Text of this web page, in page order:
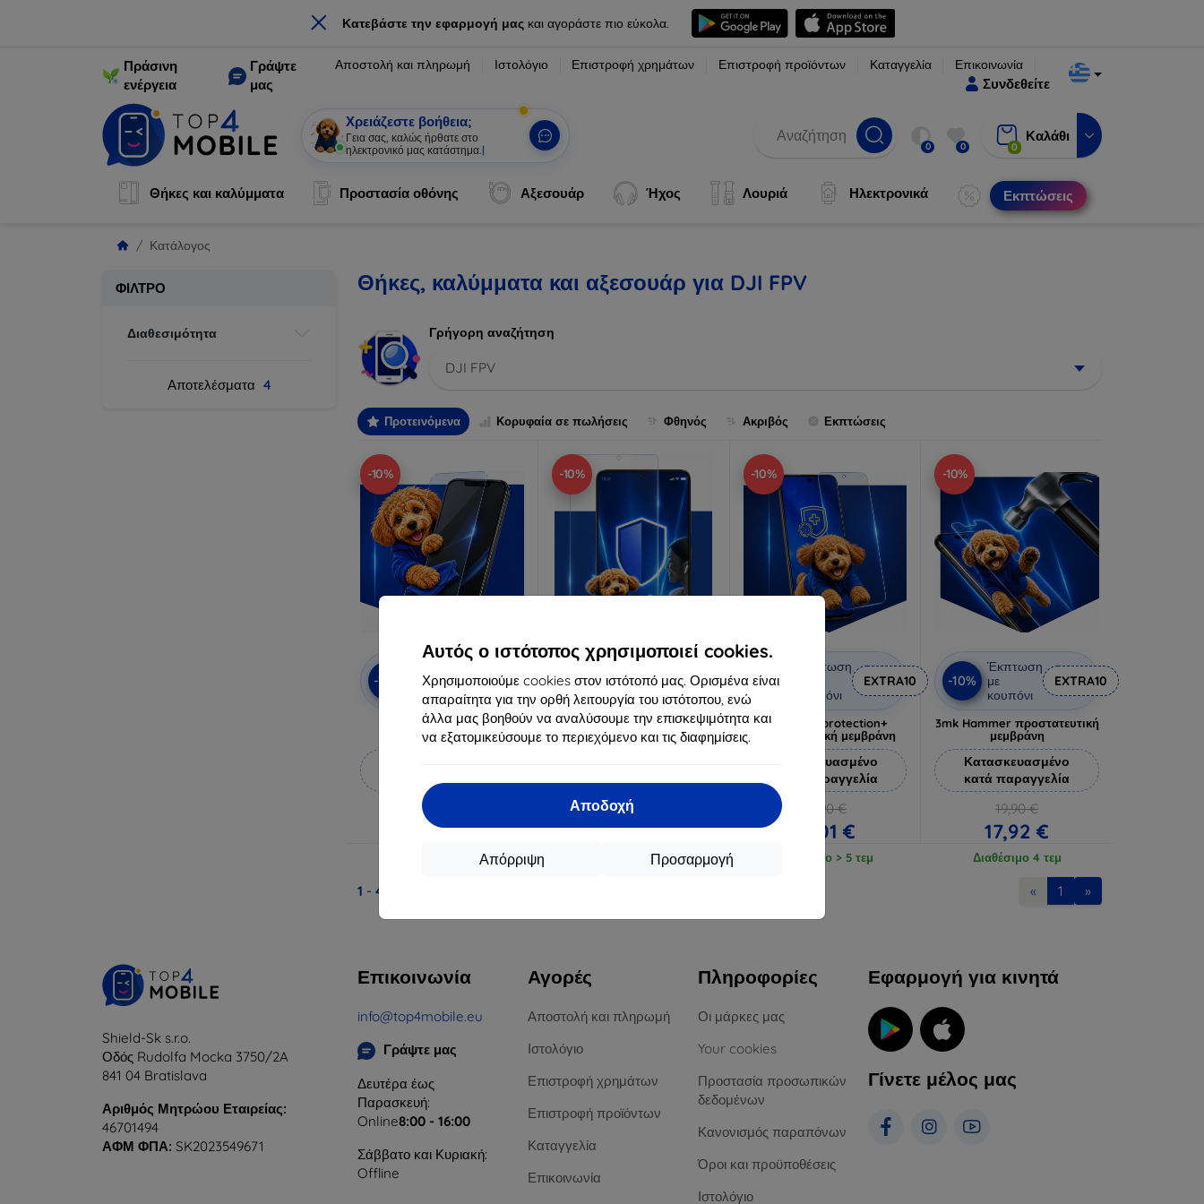
× Κατεβάστε την εφαρμογή μαςκαι αγοράστε πιο εύκολα.
Αυτός ο ιστότοπος χρησιμοποιεί cookies.
Χρησιμοποιούμε cookies στον ιστότοπό μας. Ορισμένα είναι
απαραίτητα για την ορθή λειτουργία του ιστότοπου, ενώ
άλλα μας βοηθούν να αναλύσουμε την επισκεψιμότητα και
να εξατομικεύσουμε το περιεχόμενο και τις διαφημίσεις.
Αποδοχή
Προσαρμογή
Απόρριψη
Πράσινη
ενέργεια
Γράψτε
μας
Αποστολή και πληρωμή Ιστολόγιο Επιστροφή χρημάτων Επιστροφή προϊόντων Καταγγελία Επικοινωνία
Συνδεθείτε
Χρειάζεστε βοήθεια;
Γεια σας, καλώς ήρθατε στο
ηλεκτρονικό μας κατάστημα. | 0 0 0
Καλάθι
Θήκες και καλύμματα Προστασία οθόνης Αξεσουάρ Ήχος Λουριά Ηλεκτρονικά Εκπτώσεις
Κατάλογος
ΦΊΛΤΡΟ
Διαθεσιμότητα
Αποτελέσματα 4
Θήκες, καλύμματα και αξεσουάρ για DJI FPV
Γρήγορη αναζήτηση
DJI FPV
Προτεινόμενα Κορυφαία σε πωλήσεις Φθηνός Ακριβός Εκπτώσεις
-10%
-10%
με
κουπόνι
EXTRA10
3mk Anti-Shock
προστατευτικό γυαλί
16,90 €
15,21 €
Διαθέσιμο > 5 τεμ
-10%
-10%
Έκπτωση
με
κουπόνι
EXTRA10
3mk Pure Matt
Προστατευτικό γυαλί
12,90 €
11,61 €
Διαθέσιμο > 5 τεμ
-10%
-10%
Έκπτωση
κουπόνι
EXTRA10
3mk Silverprotection+
προστατευτική μεμβράνη
Κατασκευασμένο
κατά παραγγελία
18,90 €
17,01 €
Διαθέσιμο > 5 τεμ
-10%
-10%
Έκπτωση
με
κουπόνι
EXTRA10
3mk Hammer προστατευτική
μεμβράνη
Κατασκευασμένο
κατά παραγγελία
19,90 €
17,92 €
Διαθέσιμο 4 τεμ
1 - 4 « 1 »
Shield-Sk s.r.o.
Οδός Rudolfa Mocka 3750/2A
841 04 Bratislava
Αριθμός Μητρώου Εταιρείας:
46701494
ΑΦΜ ΦΠΑ: SK2023549671
Επικοινωνία
info@top4mobile.eu
Γράψτε μας
Δευτέρα έως
Παρασκευή:
Online8:00 - 16:00
Σάββατο και Κυριακή:
Offline
Αγορές
Αποστολή και πληρωμή
Ιστολόγιο
Επιστροφή χρημάτων
Επιστροφή προϊόντων
Καταγγελία
Επικοινωνία
Πληροφορίες
Οι μάρκες μας
Your cookies
Προστασία προσωπικών
δεδομένων
Κανονισμός παραπόνων
Όροι και προϋποθέσεις
Ιστολόγιο
Εφαρμογή για κινητά
Γίνετε μέλος μας